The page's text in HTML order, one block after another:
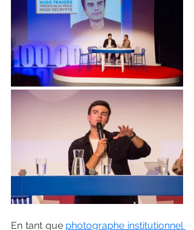
En tant que photographe institutionnel